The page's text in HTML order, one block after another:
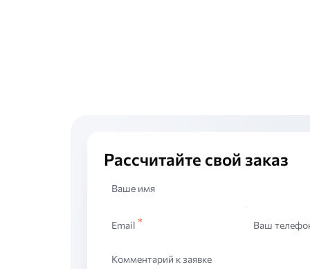
Рассчитайте свой заказ
Ваше имя
Email Ваш
Комментарий к заявке